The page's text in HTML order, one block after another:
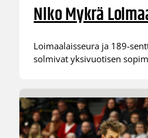
Niko Mykrä
Loimaalaisseura ja 189-
solmivat yksivuotisen